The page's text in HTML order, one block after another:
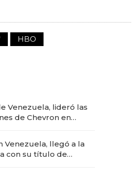
HBO
Venezuela, lideró las
de Chevron en
Venezuela, llegó a la
con su título de